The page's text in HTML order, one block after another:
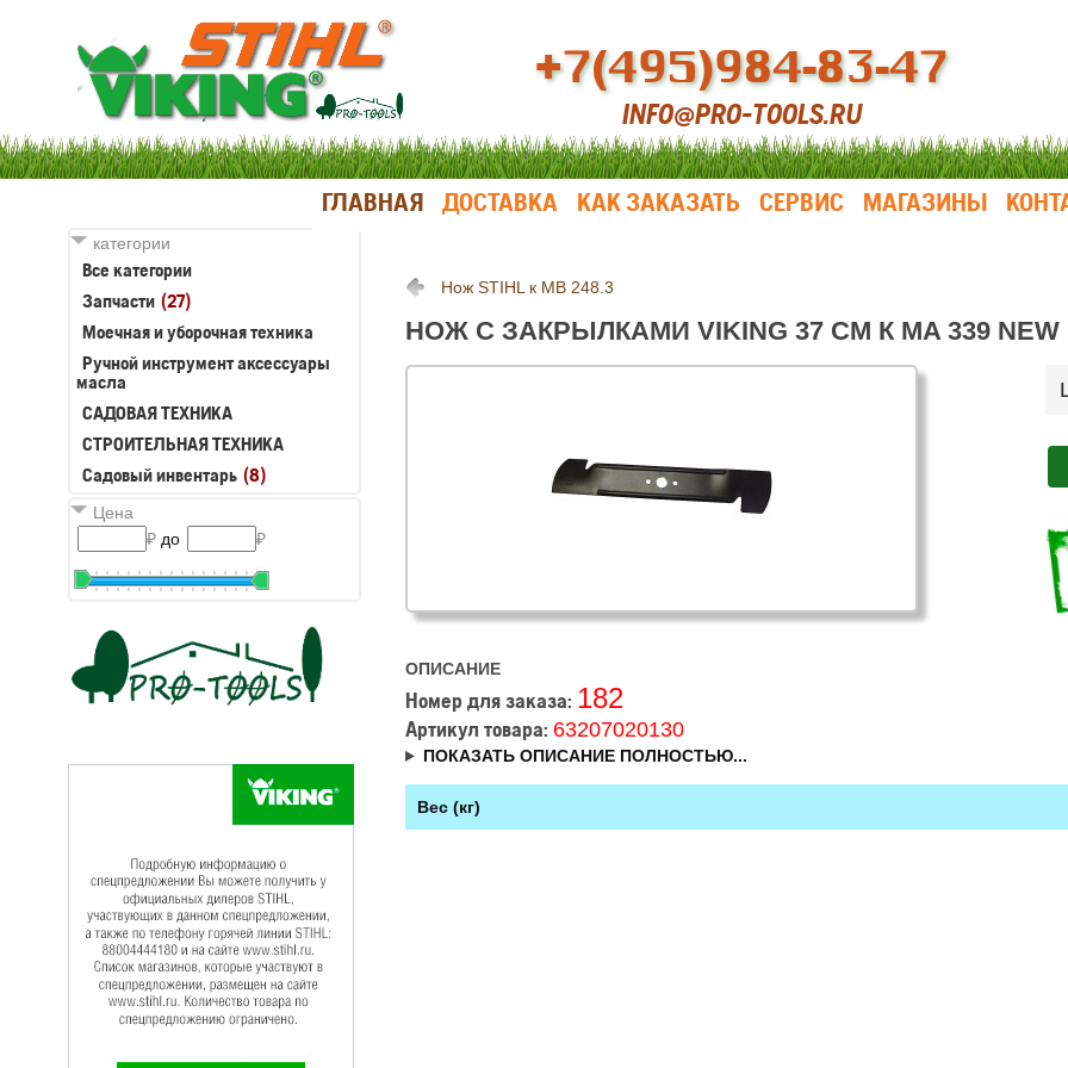
+7(495)984-83-47
INFO@PRO-TOOLS.RU
ГЛАВНАЯ ДОСТАВКА КАК ЗАКАЗАТЬ СЕРВИС МАГАЗИНЫ
категории
Все категории
Запчасти (27)
Моечная и уборочная техника
Ручной инструмент аксессуары
масла
САДОВАЯ ТЕХНИКА
СТРОИТЕЛЬНАЯ ТЕХНИКА
Садовый инвентарь (8)
Цена
₽ до ₽
Нож STIHL к МB 248.3
НОЖ С ЗАКРЫЛКАМИ VIKING 37 СМ К MA 339 NEW
ОПИСАНИЕ
Номер для заказа: 182
Артикул товара: 63207020130
ПОКАЗАТЬ ОПИСАНИЕ ПОЛНОСТЬЮ...
Вес (кг)